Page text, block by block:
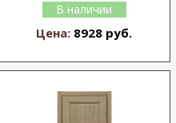
В наличии
Цена: 8928 руб.